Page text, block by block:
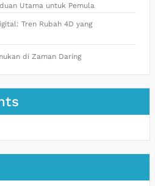
Utama untuk Pemula
Tren Rubah 4D yang
di Zaman Daring